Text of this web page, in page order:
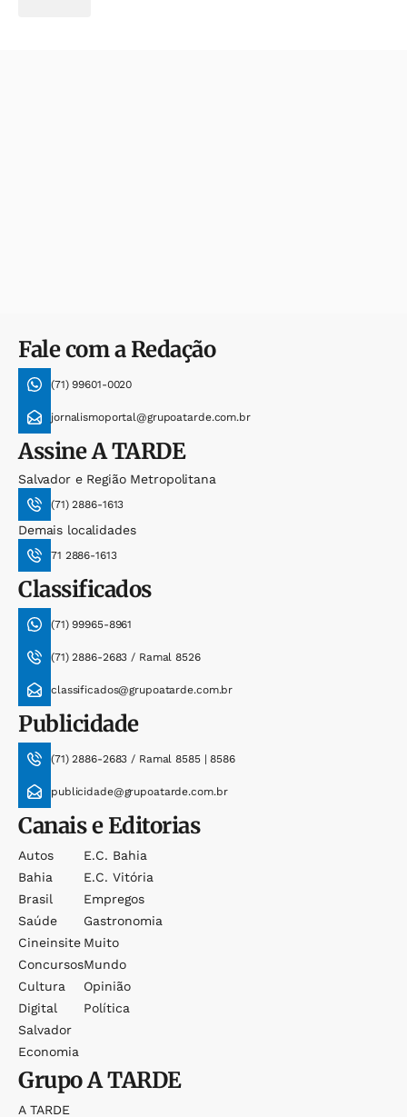
Fale com a Redação
(71) 99601-0020
jornalismoportal@grupoatarde.com.br
AssineA TARDE
Salvador e Região Metropolitana
(71) 2886-1613
Demais localidades
71 2886-1613
Classificados
(71) 99965-8961
(71) 2886-2683 / Ramal 8526
classificados@grupoatarde.com.br
Publicidade
(71) 2886-2683 / Ramal 8585 | 8586
publicidade@grupoatarde.com.br
Canais e Editorias
Autos
Bahia
Brasil
Saúde
Cineinsite
Concursos
Cultura
Digital
Salvador
Economia
E.c. Bahia
E.c. Vitória
Empregos
Gastronomia
Muito
Mundo
Opinião
Política
GrupoA TARDE
A TARDE